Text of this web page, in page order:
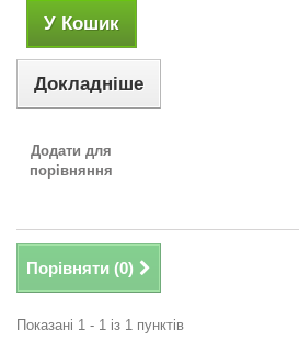
У Кошик
Докладніше
Додати для
порівняння
Порівняти (0)
Показані 1 - 1 із 1 пунктів